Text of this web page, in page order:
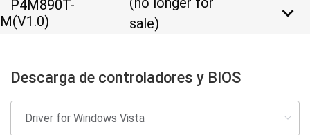
P4M890T-
M(V1.0)
sale)
keyboard_arrow_down
Descarga de controladores y BIOS